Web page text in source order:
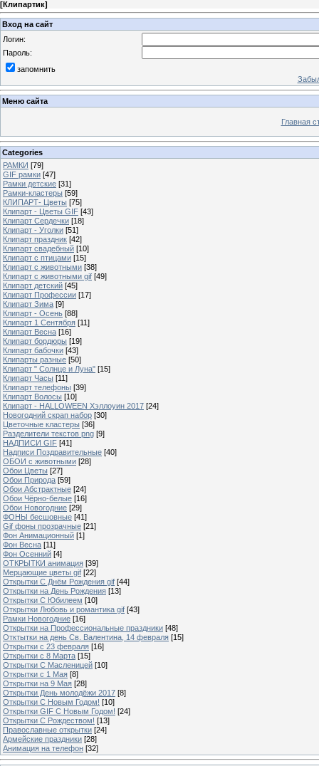
[Клипартик]
Вход на сайт
Логин:
Пароль:
запомнить
Меню сайта
Главная
Categories
РАМКИ [79]
GIF рамки [47]
Рамки детские [31]
Рамки-кластеры [59]
КЛИПАРТ- Цветы [75]
Клипарт - Цветы GIF [43]
Клипарт Сердечки [18]
Клипарт - Уголки [51]
Клипарт праздник [42]
Клипарт свадебный [10]
Клипарт с птицами [15]
Клипарт с животными [38]
Клипарт с животными gif [49]
Клипарт детский [45]
Клипарт Профессии [17]
Клипарт Зима [9]
Клипарт - Осень [88]
Клипарт 1 Сентября [11]
Клипарт Весна [16]
Клипарт бордюры [19]
Клипарт бабочки [43]
Клипарты разные [50]
Клипарт " Солнце и Луна" [15]
Клипарт Часы [11]
Клипарт телефоны [39]
Клипарт Волосы [10]
Клипарт - HALLOWEEN Хэллоуин 2017 [24]
Новогодний скрап набор [30]
Цветочные кластеры [36]
Разделители текстов png [9]
НАДПИСИ GIF [41]
Надписи Поздравительные [40]
ОБОИ с животными [28]
Обои Цветы [27]
Обои Природа [59]
Обои Абстрактные [24]
Обои Чёрно-белые [16]
Обои Новогодние [29]
ФОНЫ бесшовные [41]
Gif фоны прозрачные [21]
Фон Анимационный [1]
Фон Весна [11]
Фон Осенний [4]
ОТКРЫТКИ анимация [39]
Мерцающие цветы gif [22]
Открытки С Днём Рождения gif [44]
Открытки на День Рождения [13]
Открытки С Юбилеем [10]
Открытки Любовь и романтика gif [43]
Рамки Новогодние [16]
Открытки на Профессиональные праздники [48]
Отктытки на день Св. Валентина, 14 февраля [15]
Открытки с 23 февраля [16]
Открытки с 8 Марта [15]
Открытки С Масленицей [10]
Открытки с 1 Мая [8]
Открытки на 9 Мая [28]
Открытки День молодёжи 2017 [8]
Открытки С Новым Годом! [10]
Открытки GIF С Новым Годом! [24]
Открытки С Рождеством! [13]
Православные открытки [24]
Армейские праздники [28]
Анимация на телефон [32]